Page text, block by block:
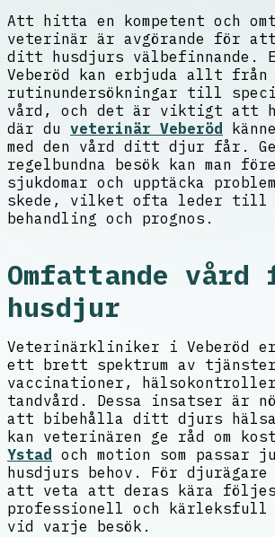
Att hitta en kompetent och
veterinär är avgörande för
ditt husdjurs välbefinnande.
Veberöd kan erbjuda allt från
rutinundersökningar till
vård, och det är viktigt att
där du veterinär Veberöd
med den vård ditt djur får.
regelbundna besök kan man
sjukdomar och upptäcka
skede, vilket ofta leder till
behandling och prognos.
Omfattande
husdjur
Veterinärkliniker i Veberöd
ett brett spektrum av
vaccinationer,
tandvård. Dessa insatser är
att bibehålla ditt djurs hälsa.
kan veterinären ge råd om
Ystad
och motion som passar
husdjurs behov. För
att veta att deras kära
professionell och kärleksfull
vid varje besök.